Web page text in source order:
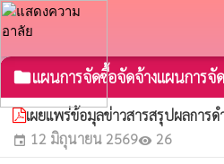
folderแผนการจัดซื้อจัดจ้างแผนการ
เผยแพร่ข้อมุลข่าวสารสรุปผลการ
event 12 มิถุนายน 2569visibility 26